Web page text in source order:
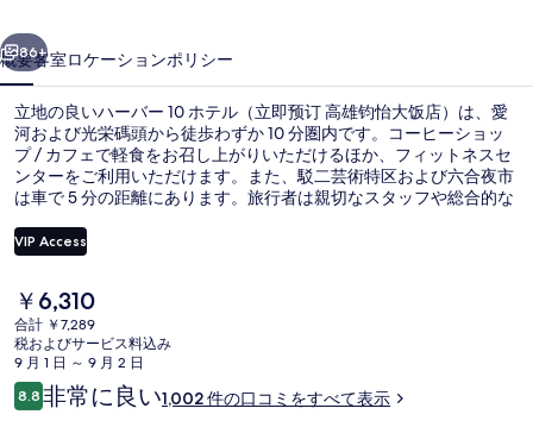
ル
（立
即
预
订
高
钧
怡
大
次へ
86+
概要客室ロケーションポリシー
立地の良いハーバー 10 ホテル（立即预订 高雄钧怡大饭店）は、愛
河および光栄碼頭から徒歩わずか 10 分圏内です。コーヒーショッ
プ / カフェで軽食をお召し上がりいただけるほか、フィットネスセ
ンターをご利用いただけます。また、駁二芸術特区および六合夜市
は車で 5 分の距離にあります。旅行者は親切なスタッフや総合的な
てすぐ公共交通機関を利用できます。軽軌真愛碼頭駅までは 7 分、
軽軌光栄埠頭駅までは 9 分です。
VIP Access
現
在
の
料
金
は
￥6,310
合計 ￥7,289
税およびサービス料込み
9 月 1 日 ～ 9 月 2 日
口
コ
8.810段階中8.8
非常に良い1,002 件の口コミをすべて表示